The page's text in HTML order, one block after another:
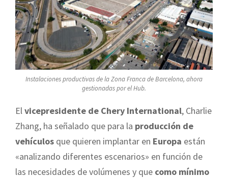
Instalaciones productivas de la Zona Franca de Barcelona, ahora
gestionadas por el Hub.
Elvicepresidente de Chery International, Charlie
Zhang, ha señalado que para la producción de
vehículos que quieren implantar en Europa están
«analizando diferentes escenarios» en función de
las necesidades de volúmenes y que como mínimo